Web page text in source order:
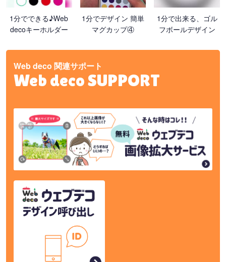
1分でできる♪Web
decoキーホルダー
1分でデザイン 簡単
マグカップ④
1分で出来る、ゴル
フボールデザイン
Web deco 関連サポート
Web deco SUPPORT